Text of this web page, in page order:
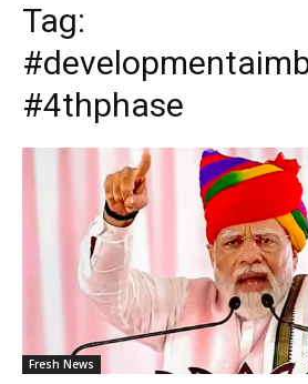
Tag:
#4thphase
Fresh News